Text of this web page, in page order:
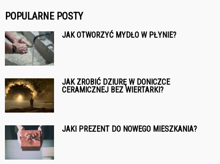
POPULARNE POSTY
JAK OTWORZYĆ MYDŁO W PŁYNIE?
JAK ZROBIĆ DZIURĘ W DONICZCE
CERAMICZNEJ BEZ WIERTARKI?
JAKI PREZENT DO NOWEGO MIESZKANIA?